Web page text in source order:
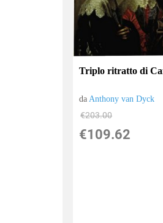
Triplo ritratto di
daAnthony van Dyck
€203.00
€109.62